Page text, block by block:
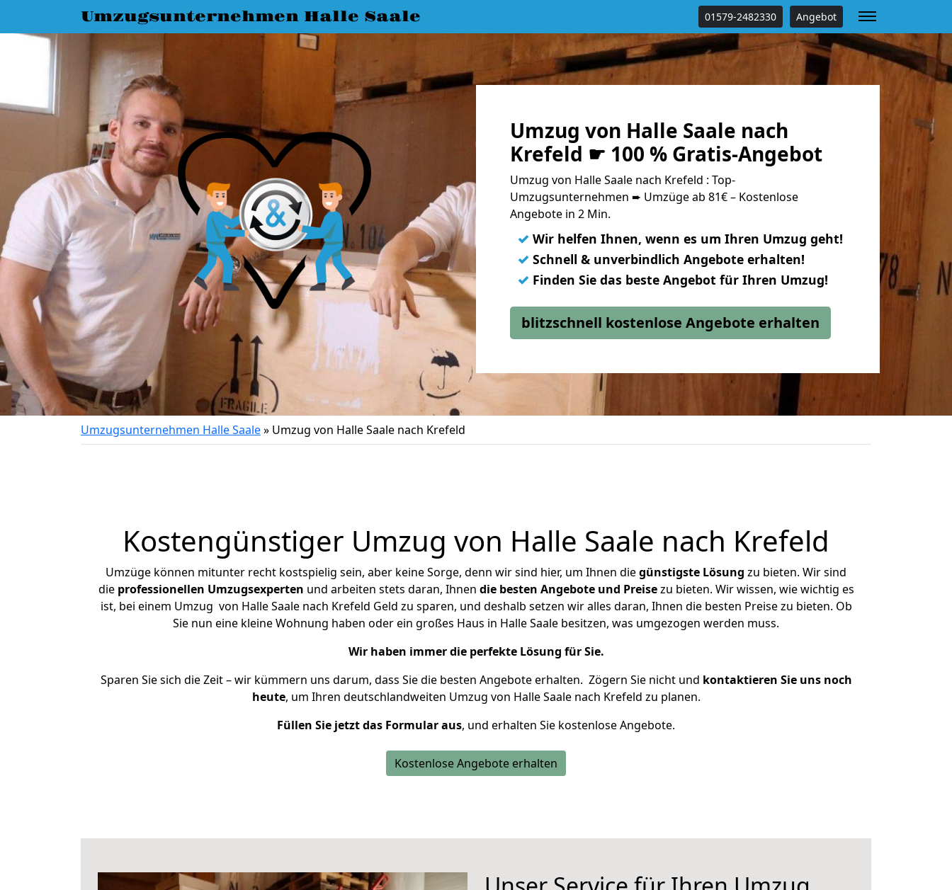
Umzugsunternehmen Halle Saale 01579-2482330 Angebot
Umzug von Halle Saale nach
Krefeld ☛ 100 % Gratis-Angebot
Umzug von Halle Saale nach Krefeld : Top-
Umzugsunternehmen ➨ Umzüge ab 81€ – Kostenlose
Angebote in 2 Min.
✓ Wir helfen Ihnen, wenn es um Ihren Umzug geht!
✓ Schnell & unverbindlich Angebote erhalten!
✓ Finden Sie das beste Angebot für Ihren Umzug!
blitzschnell kostenlose Angebote erhalten
Umzugsunternehmen Halle Saale» Umzug von Halle Saale nach Krefeld
Kostengünstiger Umzug von Halle Saale nach Krefeld
Umzüge können mitunter recht kostspielig sein, aber keine Sorge, denn wir sind hier, um Ihnen diegünstigste Lösung zu bieten. Wir sind
die professionellen Umzugsexperten und arbeiten stets daran, Ihnen die besten Angebote und Preisezu bieten. Wir wissen, wie wichtig es
ist, bei einem Umzug von Halle Saale nach Krefeld Geld zu sparen, und deshalb setzen wir alles daran, Ihnen die besten Preise zu bieten. Ob
Sie nun eine kleine Wohnung haben oder ein großes Haus in Halle Saale besitzen, was umgezogen werden muss.
Wir haben immer die perfekte Lösung für Sie.
Sparen Sie sich die Zeit – wir kümmern uns darum, dass Sie die besten Angebote erhalten. Zögern Sie nicht und kontaktieren Sie uns noch
heute, um Ihren deutschlandweiten Umzug von Halle Saale nach Krefeld zu planen.
Füllen Sie jetzt das Formular aus, und erhalten Sie kostenlose Angebote.
Kostenlose Angebote erhalten